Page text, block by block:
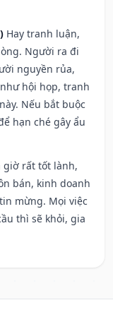
Hay tranh luận,
Người ra đi
nguyền rủa,
hội họp, tranh
Nếu bắt buộc
hạn ché gây ẩu
giờ rất tốt lành,
bán, kinh doanh
mừng. Mọi việc
thì sẽ khỏi, gia